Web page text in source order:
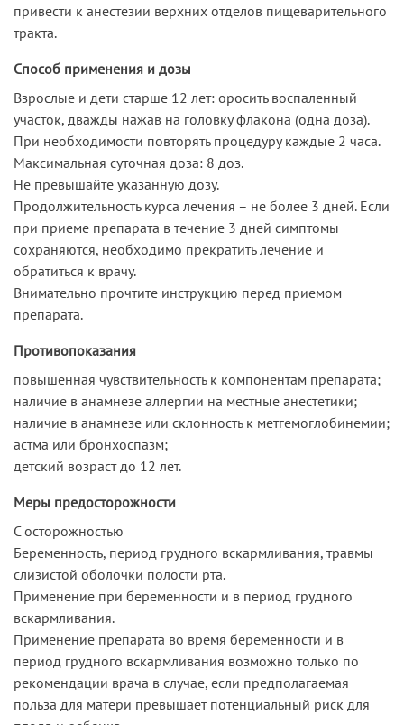
привести к анестезии верхних отделов пищеварительного
тракта.
Способ применения и дозы
Взрослые и дети старше 12 лет: оросить воспаленный
участок, дважды нажав на головку флакона (одна доза).
При необходимости повторять процедуру каждые 2 часа.
Максимальная суточная доза: 8 доз.
Не превышайте указанную дозу.
Продолжительность курса лечения – не более 3 дней. Если
при приеме препарата в течение 3 дней симптомы
сохраняются, необходимо прекратить лечение и
обратиться к врачу.
Внимательно прочтите инструкцию перед приемом
препарата.
Противопоказания
повышенная чувствительность к компонентам препарата;
наличие в анамнезе аллергии на местные анестетики;
наличие в анамнезе или склонность к метгемоглобинемии;
астма или бронхоспазм;
детский возраст до 12 лет.
Меры предосторожности
С осторожностью
Беременность, период грудного вскармливания, травмы
слизистой оболочки полости рта.
Применение при беременности и в период грудного
вскармливания.
Применение препарата во время беременности и в
период грудного вскармливания возможно только по
рекомендации врача в случае, если предполагаемая
польза для матери превышает потенциальный риск для